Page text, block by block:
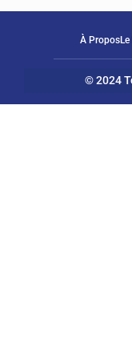
À ProposLe
© 2024